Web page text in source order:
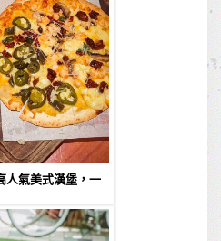
人氣美式漢堡，一